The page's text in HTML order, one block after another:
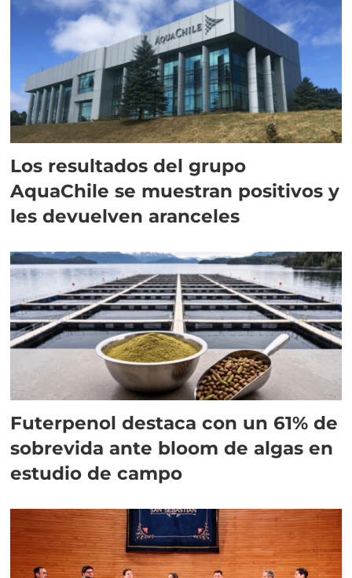
Los resultados del grupo
AquaChile se muestran positivos y
les devuelven aranceles
Futerpenol destaca con un 61% de
sobrevida ante bloom de algas en
estudio de campo